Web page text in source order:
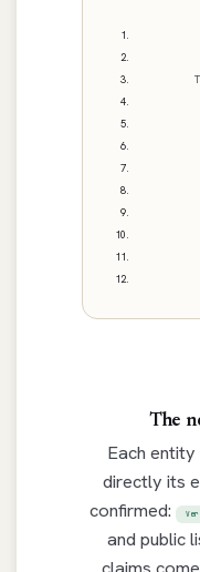
The
Each
directly its
confirmed:
and public